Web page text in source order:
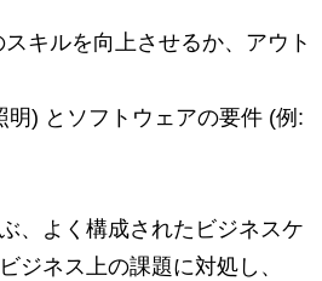
キルを向上させるか、アウト
) とソフトウェアの要件 (例:
、よく構成されたビジネスケ
ジネス上の課題に対処し、